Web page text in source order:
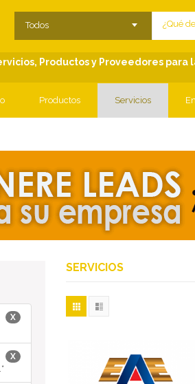
Close menu
Todos
Productos y Proveedores para
Productos Servicios
X
X
SERVICIOS